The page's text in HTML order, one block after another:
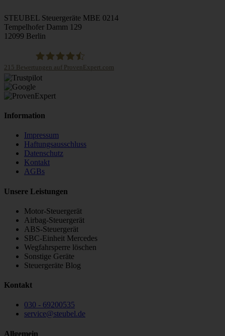
STEUBEL Steuergeräte MBE 0214
Tempelhofer Damm 129
12099 Berlin
STEUBEL Steuergeräte Annahme Filiale MBE 0214
215 Bewertungen auf ProvenExpert.com
Information
Impressum
Haftungsausschluss
Datenschutz
Kontakt
AGBs
Unsere Leistungen
Motor-Steuergerät
Airbag-Steuergerät
ABS-Steuergerät
SBC-Einheit Mercedes
Wegfahrsperre löschen
Sonstige Geräte
Steuergeräte Blog
Kontakt
030 - 69200535
service@steubel.de
Allgemein